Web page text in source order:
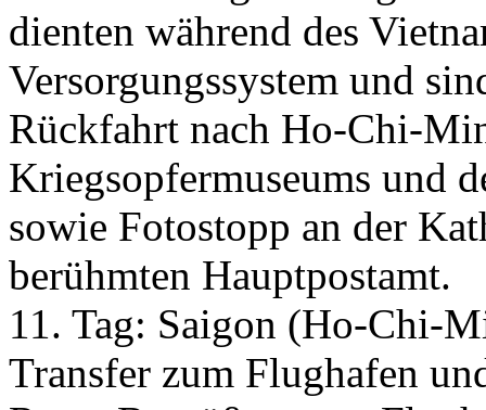
dienten während des
Versorgungssystem und
Rückfahrt nach Ho-Chi-
Kriegsopfermuseums und
sowie Fotostopp an der
berühmten Hauptpostamt.
11. Tag: Saigon (Ho-Chi-
Transfer zum Flughafen